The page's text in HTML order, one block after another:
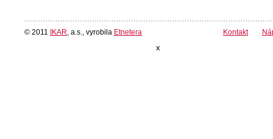
© 2011 IKAR , a.s., vyrobila Etnetera Kontakt
x